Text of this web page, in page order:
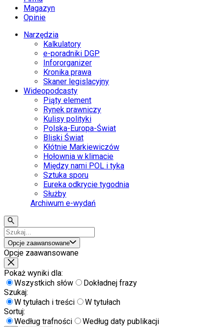
Magazyn
Opinie
Narzędzia
Kalkulatory
e-poradniki DGP
Infororganizer
Kronika prawa
Skaner legislacyjny
Wideopodcasty
Piąty element
Rynek prawniczy
Kulisy polityki
Polska-Europa-Świat
Bliski Świat
Kłótnie Markiewiczów
Hołownia w klimacie
Między nami POL i tyka
Sztuka sporu
Eureka odkrycie tygodnia
Służby
Archiwum e-wydań
Opcje zaawansowane
Opcje zaawansowane
Pokaż wyniki dla:
Wszystkich słów
Dokładnej frazy
Szukaj:
W tytułach i treści
W tytułach
Sortuj:
Według trafności
Według daty publikacji